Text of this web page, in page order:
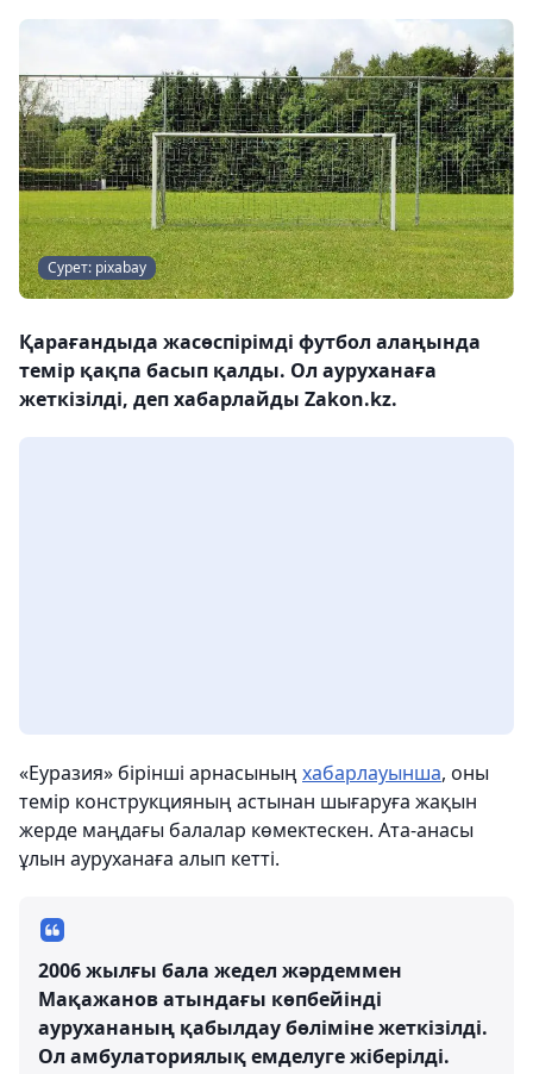
Сурет: pixabay
Қарағандыда жасөспірімді футбол алаңында
темір қақпа басып қалды. Ол ауруханаға
жеткізілді, деп хабарлайды Zakon.kz.
«Еуразия» бірінші арнасының хабарлауынша, оны
темір конструкцияның астынан шығаруға жақын
жерде маңдағы балалар көмектескен. Ата-анасы
ұлын ауруханаға алып кетті.
2006 жылғы бала жедел жәрдеммен
Мақажанов атындағы көпбейінді
аурухананың қабылдау бөліміне жеткізілді.
Ол амбулаториялық емделуге жіберілді.